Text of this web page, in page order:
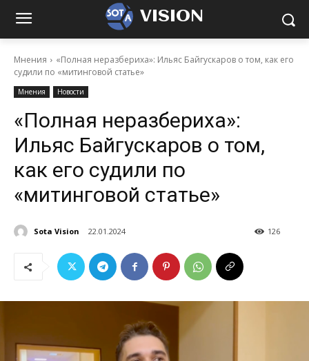
VISION
Мнения
«Полная неразбериха»: Ильяс Байгускаров о том, как его
судили по «митинговой статье»
Мнения Новости
«Полная неразбериха»:
Ильяс Байгускаров о том,
как его судили по
«митинговой статье»
Sota Vision 22.01.2024 126